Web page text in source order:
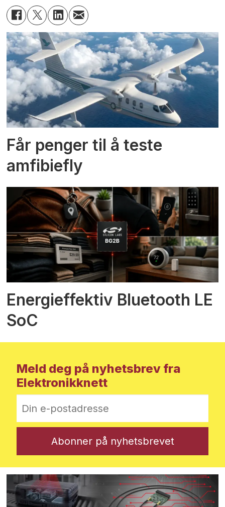
Får penger til å teste
amfibiefly
Energieffektiv Bluetooth LE
SoC
Meld deg på nyhetsbrev fra
Elektronikknett